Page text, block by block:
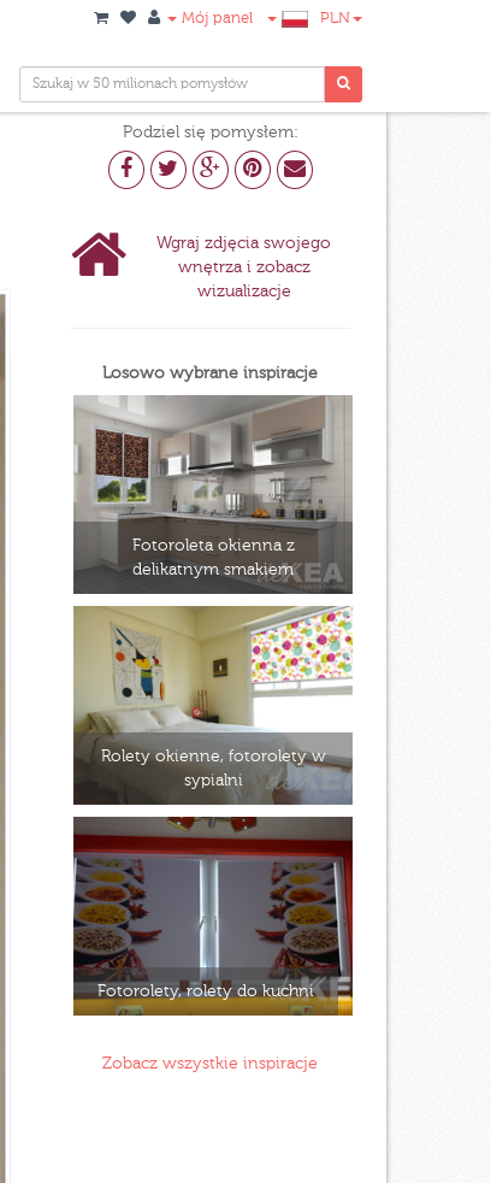
Mój panel PLN
Podziel się pomysłem:
Wgraj zdjęcia swojego
wnętrza i zobacz
wizualizacje
Losowo wybrane inspiracje
Fotoroleta okienna z
delikatnym smakiem
Rolety okienne, fotorolety w
sypialni
Fotorolety, rolety do kuchni
Zobacz wszystkie inspiracje